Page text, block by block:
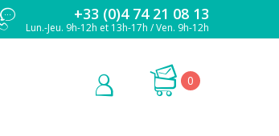
+33 (0)4 74 21 08 13
Lun.-Jeu. 9h-12h et 13h-17h / Ven. 9h-12h
0